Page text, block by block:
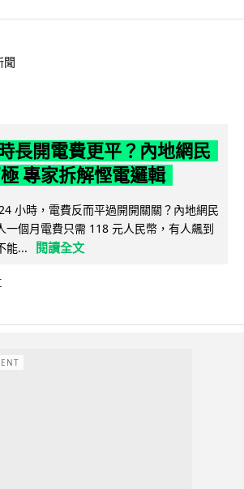
聞
長開電費更平？內地網民
專家拆解慳電邏輯
小時，電費反而平過開開關關？內地網民
一個月電費只需 118 元人民幣，有人飆到
能...
閱讀全文